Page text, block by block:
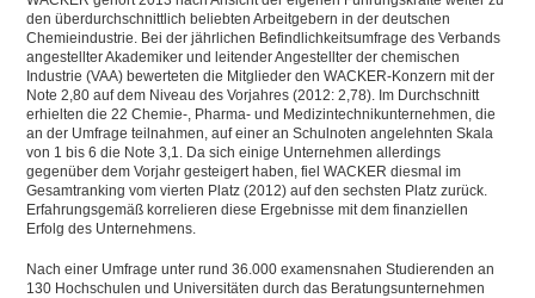
den überdurchschnittlich beliebten Arbeitgebern in der deutschen
Chemieindustrie. Bei der jährlichen Befindlichkeitsumfrage des Verbands
angestellter Akademiker und leitender Angestellter der chemischen
Industrie (VAA) bewerteten die Mitglieder den WACKER-Konzern mit der
Note 2,80 auf dem Niveau des Vorjahres (2012: 2,78). Im Durchschnitt
erhielten die 22 Chemie-, Pharma- und Medizintechnikunternehmen, die
an der Umfrage teilnahmen, auf einer an Schulnoten angelehnten Skala
von 1 bis 6 die Note 3,1. Da sich einige Unternehmen allerdings
gegenüber dem Vorjahr gesteigert haben, fiel WACKER diesmal im
Gesamtranking vom vierten Platz (2012) auf den sechsten Platz zurück.
Erfahrungsgemäß korrelieren diese Ergebnisse mit dem finanziellen
Erfolg des Unternehmens.
Nach einer Umfrage unter rund 36.000 examensnahen Studierenden an
130 Hochschulen und Universitäten durch das Beratungsunternehmen